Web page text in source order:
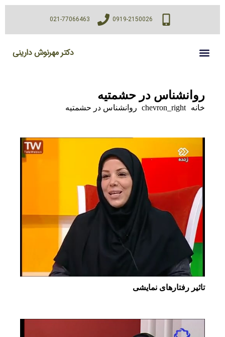
0919-2150026
021-77066463
دکتر مهرنوش دارینی
روانشناس در حشمتیه
chevron_right روانشناس در حشمتیه
تاثیر رفتارهای نمایشی